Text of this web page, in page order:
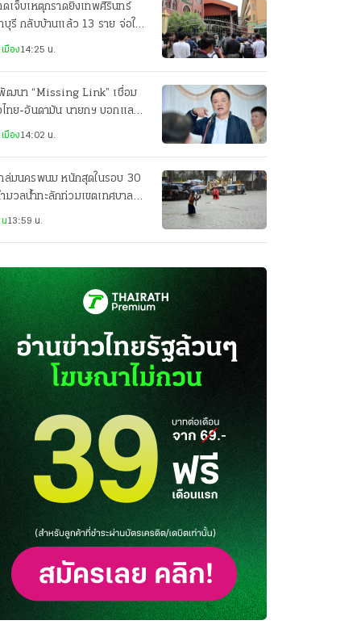
ดเจ็บเหตุกราดยิงเทพศิรินทร์
บุรี กลับบ้านแล้ว 13 ราย จ่อให้
ก 2 ราย
มือง14:25 น.
ฒนา “Missing Link” เชื่อม
ไทย-อันดามัน นายกฯ บอกแลนด์
จ์ค่อยว่ากัน
มือง14:02 น.
ล่มนครพนม หนักสุดในรอบ 30
มวลน้ำทะลักท่วมเขตเทศบาล
13:59 น.